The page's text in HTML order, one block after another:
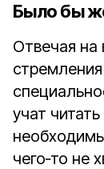
Было бы
Отвечая на
учат
чего‑то не